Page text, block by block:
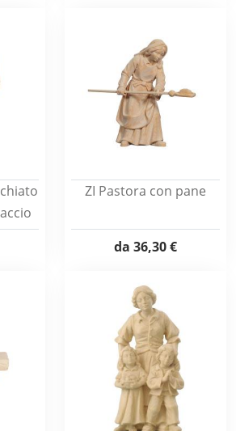
ZI Pastora con pane
da 36,30 €